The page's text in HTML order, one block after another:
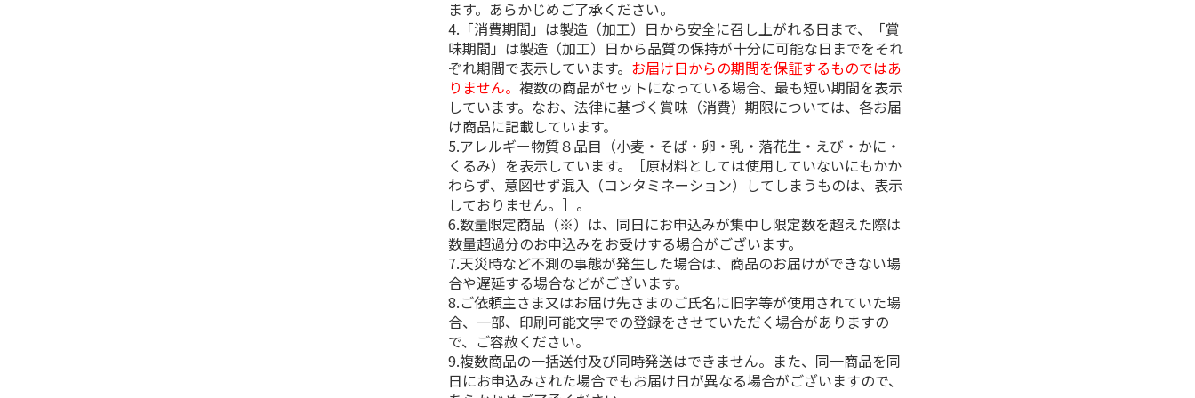
ます。あらかじめご了承ください。
4.「消費期間」は製造（加工）日から安全に召し上がれる日まで、「賞
味期間」は製造（加工）日から品質の保持が十分に可能な日までをそれ
ぞれ期間で表示しています。 お届け日からの期間を保証するものではあ
りません。複数の商品がセットになっている場合、最も短い期間を表示
しています。なお、法律に基づく賞味（消費）期限については、各お届
け商品に記載しています。
5.アレルギー物質８品目（小麦・そば・卵・乳・落花生・えび・かに・
くるみ）を表示しています。［原材料としては使用していないにもかか
わらず、意図せず混入（コンタミネーション）してしまうものは、表示
しておりません。］。
6.数量限定商品（※）は、同日にお申込みが集中し限定数を超えた際は
数量超過分のお申込みをお受けする場合がございます。
7.天災時など不測の事態が発生した場合は、商品のお届けができない場
合や遅延する場合などがございます。
8.ご依頼主さま又はお届け先さまのご氏名に旧字等が使用されていた場
合、一部、印刷可能文字での登録をさせていただく場合がありますの
で、ご容赦ください。
9.複数商品の一括送付及び同時発送はできません。また、同一商品を同
日にお申込みされた場合でもお届け日が異なる場合がございますので、